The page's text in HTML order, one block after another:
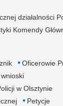
działalności
Komendy
Oficerowie
w Olsztynie
Petycje